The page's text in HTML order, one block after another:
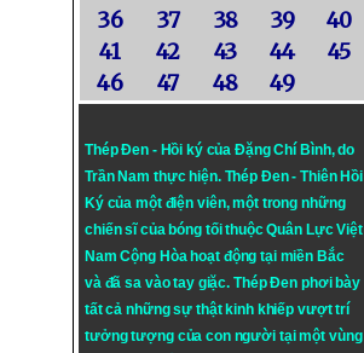
36
37 38 39
40
41
42 43 44
45
46
47 48 49
Thép Đen - Hồi ký của Đặng Chí Bình, do
Trần Nam thực hiện. Thép Đen- Thiên Hồi
Ký của một điện viên, một trong những
chiến sĩ của bóng tối thuộc Quân Lực Việt
Nam Cộng Hòa hoạt động tại miền Bắc
và đã sa vào tay giặc. Thép Đen phơi bày
tất cả những sự thật kinh khiếp vượt trí
tưởng tượng của con người tại một vùng